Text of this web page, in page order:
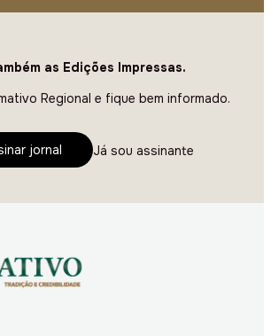
as Edições Impressas.
Regional e fique bem informado.
jornal Já sou assinante